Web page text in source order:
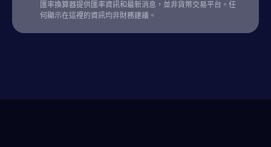
匯率換算器提供匯率資訊和最新消息，並非貨幣交易平台。任
何顯示在這裡的資訊均非財務建議。